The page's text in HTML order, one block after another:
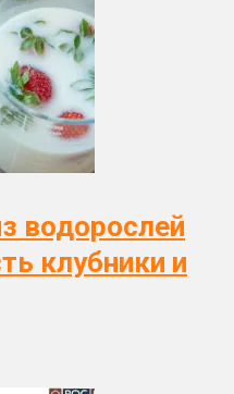
водорослей
клубники и